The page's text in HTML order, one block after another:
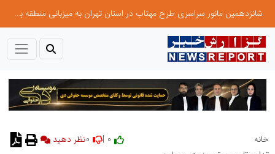
شانزدهمین مانور سراسری طرح مهتاب در استان تهران به میزبانی منطقه برق لواسان
خانه